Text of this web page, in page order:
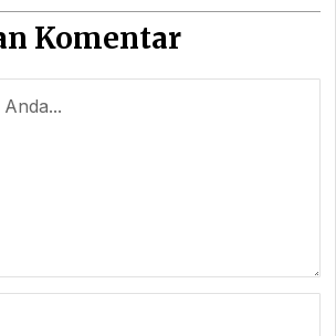
Komentar